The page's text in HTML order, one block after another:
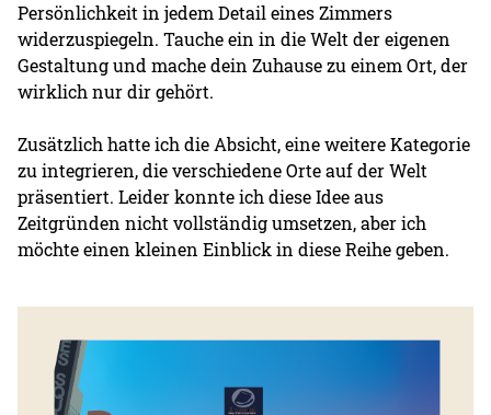
Persönlichkeit in jedem Detail eines Zimmers
widerzuspiegeln. Tauche ein in die Welt der eigenen
Gestaltung und mache dein Zuhause zu einem Ort, der
wirklich nur dir gehört.
Zusätzlich hatte ich die Absicht, eine weitere Kategorie
zu integrieren, die verschiedene Orte auf der Welt
präsentiert. Leider konnte ich diese Idee aus
Zeitgründen nicht vollständig umsetzen, aber ich
möchte einen kleinen Einblick in diese Reihe geben.